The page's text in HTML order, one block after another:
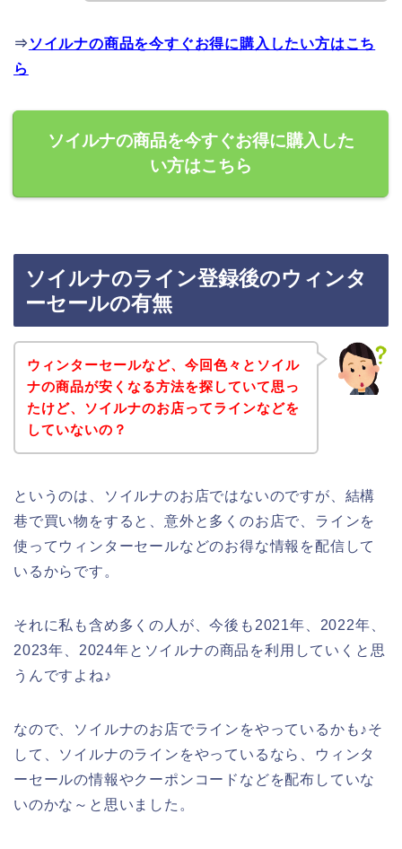
⇒ ソイルナの商品を今すぐお得に購入したい方はこち
ら
ソイルナの商品を今すぐお得に購入した
い方はこちら
ソイルナのライン登録後のウィンタ
ーセールの有無
ウィンターセールなど、今回色々とソイル
ナの商品が安くなる方法を探していて思っ
たけど、ソイルナのお店ってラインなどを
していないの？
というのは、ソイルナのお店ではないのですが、結構
巷で買い物をすると、意外と多くのお店で、ラインを
使ってウィンターセールなどのお得な情報を配信して
いるからです。
それに私も含め多くの人が、今後も2021年、2022年、
2023年、2024年とソイルナの商品を利用していくと思
うんですよね♪
なので、ソイルナのお店でラインをやっているかも♪そ
して、ソイルナのラインをやっているなら、ウィンタ
ーセールの情報やクーポンコードなどを配布していな
いのかな～と思いました。